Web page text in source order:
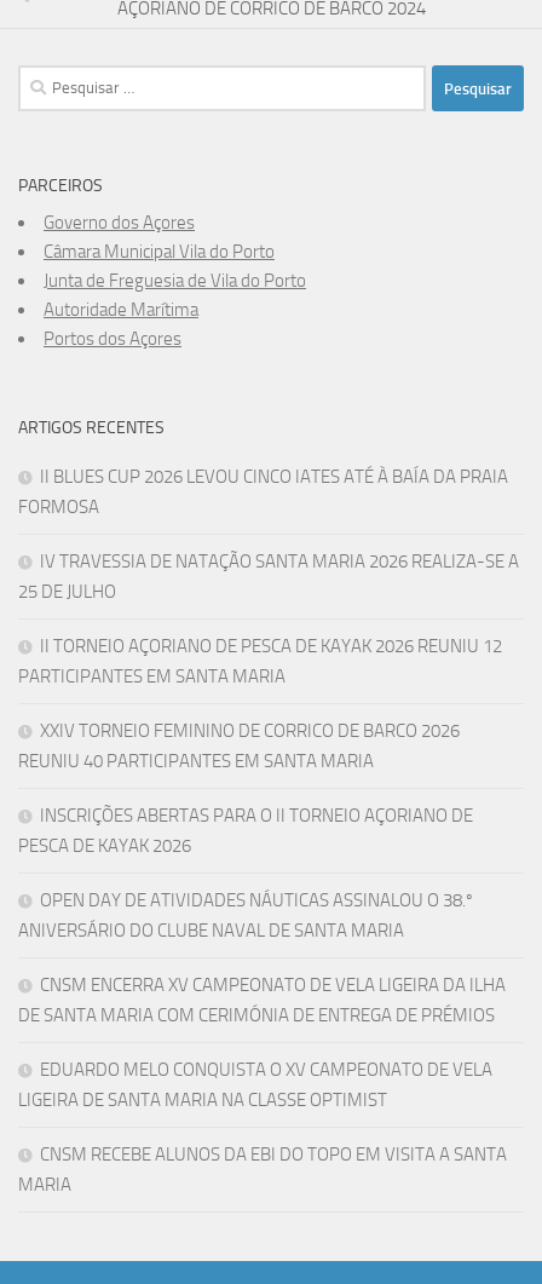
AÇORIANO DE CORRICO DE BARCO 2024
Pesquisar
por:
PARCEIROS
Governo dos Açores
Câmara Municipal Vila do Porto
Junta de Freguesia de Vila do Porto
Autoridade Marítima
Portos dos Açores
ARTIGOS RECENTES
II BLUES CUP 2026 LEVOU CINCO IATES ATÉ À BAÍA DA PRAIA
FORMOSA
IV TRAVESSIA DE NATAÇÃO SANTA MARIA 2026 REALIZA-SE A
25 DE JULHO
II TORNEIO AÇORIANO DE PESCA DE KAYAK 2026 REUNIU 12
PARTICIPANTES EM SANTA MARIA
XXIV TORNEIO FEMININO DE CORRICO DE BARCO 2026
REUNIU 40 PARTICIPANTES EM SANTA MARIA
INSCRIÇÕES ABERTAS PARA O II TORNEIO AÇORIANO DE
PESCA DE KAYAK 2026
OPEN DAY DE ATIVIDADES NÁUTICAS ASSINALOU O 38.º
ANIVERSÁRIO DO CLUBE NAVAL DE SANTA MARIA
CNSM ENCERRA XV CAMPEONATO DE VELA LIGEIRA DA ILHA
DE SANTA MARIA COM CERIMÓNIA DE ENTREGA DE PRÉMIOS
EDUARDO MELO CONQUISTA O XV CAMPEONATO DE VELA
LIGEIRA DE SANTA MARIA NA CLASSE OPTIMIST
CNSM RECEBE ALUNOS DA EBI DO TOPO EM VISITA A SANTA
MARIA